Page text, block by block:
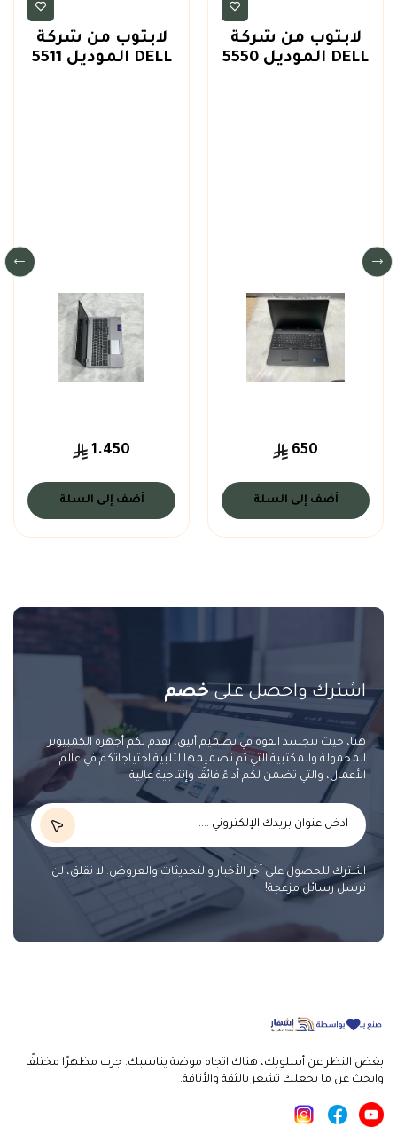
لابتوب من شركة
DELL الموديل 5550
650
أضف إلى السلة
لابتوب من شركة
DELL الموديل 5511
1.450
أضف إلى السلة
اشترك واحصل علىخصم
هنا، حيث تتجسد القوة في تصميم أنيق، نقدم لكم أجهزة الكمبيوتر
المحمولة والمكتبية التي تم تصميمها لتلبية احتياجاتكم في عالم
الأعمال، والتي تضمن لكم أداءً فائقًا وإنتاجية عالية.
اشترك للحصول على آخر الأخبار والتحديثات والعروض. لا تقلق، لن
نرسل رسائل مزعجة!
بغض النظر عن أسلوبك، هناك اتجاه موضة يناسبك. جرب مظهرًا مختلفًا
وابحث عن ما يجعلك تشعر بالثقة والأناقة.